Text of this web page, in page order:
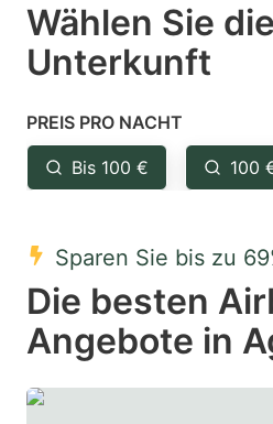
select
a
Press
the
question
key
to
get
the
keyboard
Wählen Sie
Unterkunft
PREIS PRO NACHT
Bis 100 € 100
Sparen Sie bis zu
Die besten
Angebote in